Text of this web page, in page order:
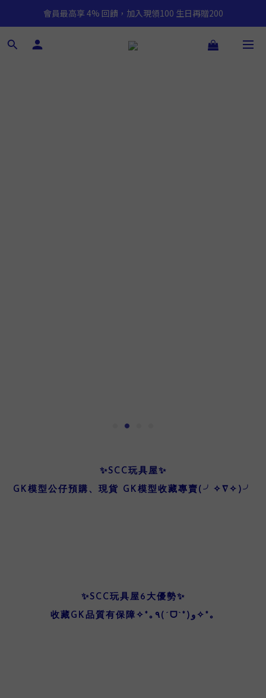
會員最高享 4% 回饋，加入現領100 生日再贈200
✨SCC玩具屋✨
GK模型公仔預購、現貨 GK模型收藏專賣(╯✧∇✧)╯
✨SCC玩具屋6大優勢✨
收藏GK品質有保障✧*｡٩(ˊᗜˋ*)و✧*｡